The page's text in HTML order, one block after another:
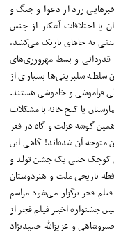
زرد از دعوا و جنگ و
یا اختلافات آشکار از جنس
به جاهای باریک می‌کشد،
قدردانی و بسط مهرورزی‌های
سلبریتی‌ها بسیاری از
فراموشی و خاموشی هستند.
یا کنج خانه با مشکلات
گوشه عزلت و گاه در فقر
متوجه آن شده‌اند! گاهی این
کوچک حتی یک جشن تولد و
تاریخی ملت و هنردوستان
فجر برگزار می‌شود مراسم
جشنواره اخیر فیلم فجر از
و عزیزالله حمیدنژاد